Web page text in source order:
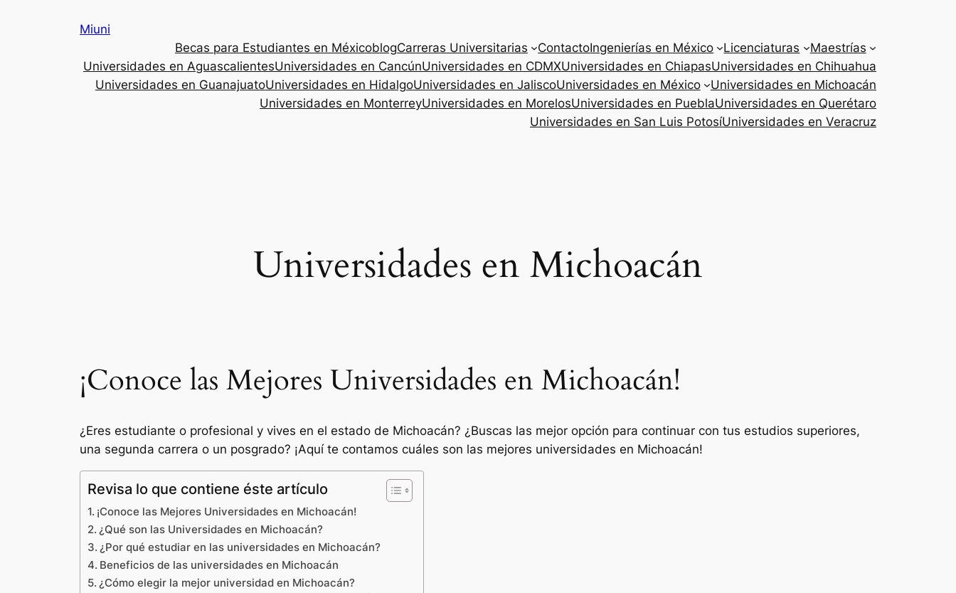
Miuni
Becas para Estudiantes en MéxicoblogCarreras Universitarias ContactoIngenierías en México Licenciaturas
Maestrías
Universidades en AguascalientesUniversidades en CancúnUniversidades en CDMXUniversidades en ChiapasUniversidades en Chihuahua
Universidades en GuanajuatoUniversidades en HidalgoUniversidades en JaliscoUniversidades en México
Universidades en Michoacán
Universidades en MonterreyUniversidades en MorelosUniversidades en PueblaUniversidades en Querétaro
Universidades en San Luis PotosíUniversidades en Veracruz
Universidades en Michoacán
¡Conoce las Mejores Universidades en Michoacán!
¿Eres estudiante o profesional y vives en el estado de Michoacán? ¿Buscas las mejor opción para continuar con tus estudios superiores,
una segunda carrera o un posgrado? ¡Aquí te contamos cuáles son las mejores universidades en Michoacán!
Revisa lo que contiene éste artículo
¡Conoce las Mejores Universidades en Michoacán!
¿Qué son las Universidades en Michoacán?
¿Por qué estudiar en las universidades en Michoacán?
Beneficios de las universidades en Michoacán
¿Cómo elegir la mejor universidad en Michoacán?